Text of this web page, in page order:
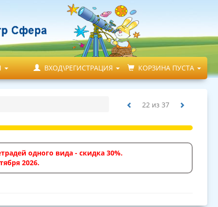
ВХОД\РЕГИСТРАЦИЯ КОРЗИНА ПУСТА
22 из 37
одного вида - скидка 30%.
2026.